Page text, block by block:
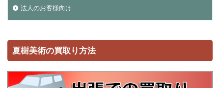
法人のお客様向け
夏樹美術の買取り方法